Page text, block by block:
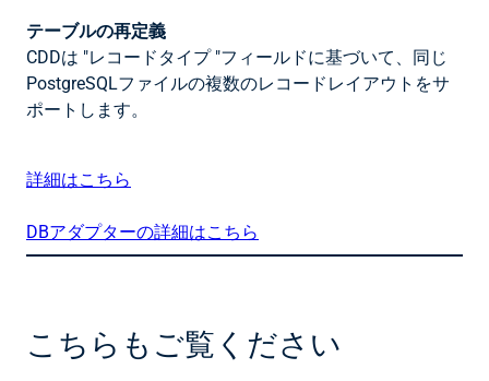
テーブルの再定義
CDDは "レコードタイプ "フィールドに基づいて、同じ
PostgreSQLファイルの複数のレコードレイアウトをサ
ポートします。
詳細はこちら
DBアダプターの詳細はこちら
こちらもご覧ください